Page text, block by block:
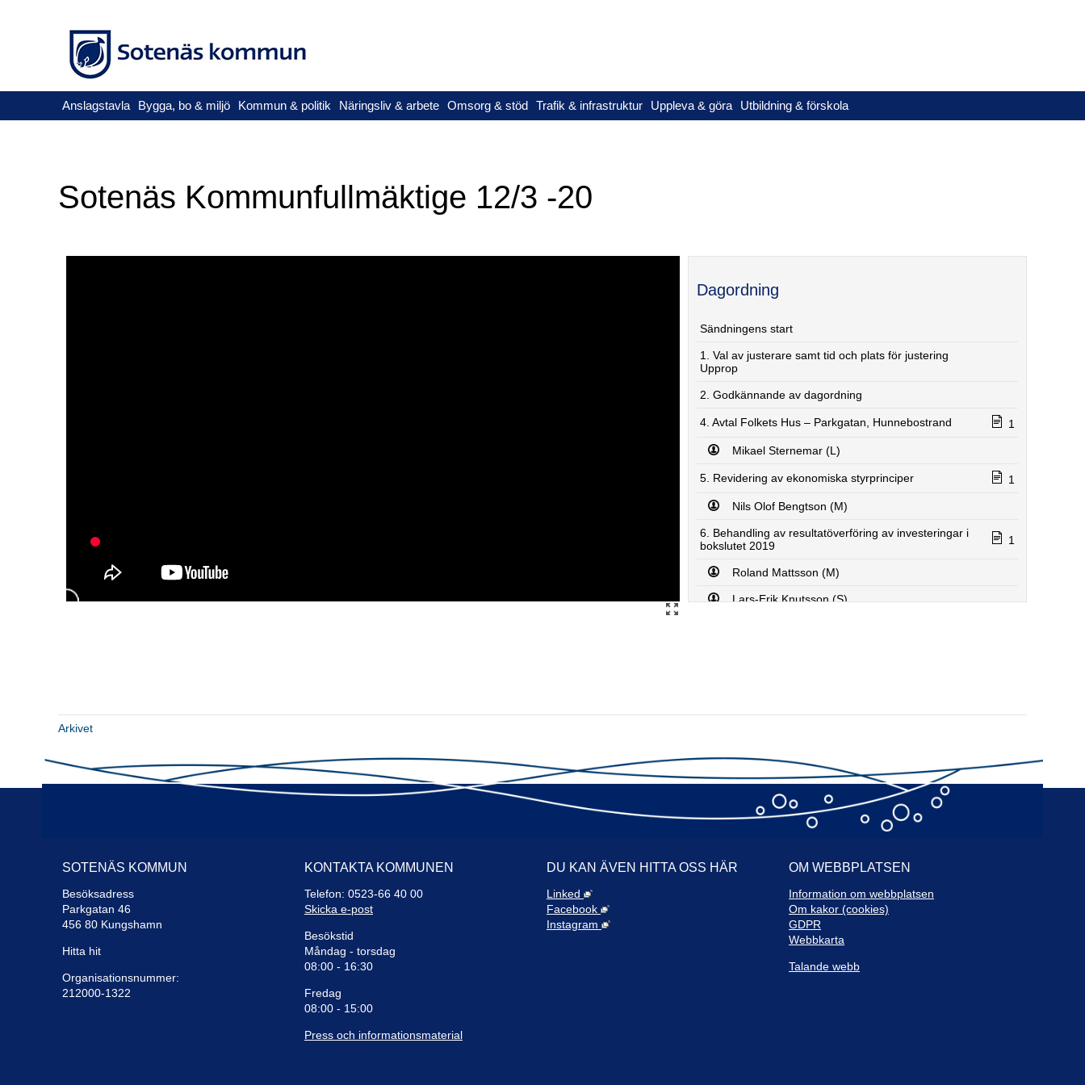
Anslagstavla Bygga, bo & miljö Kommun & politik Näringsliv & arbete Omsorg & stöd Trafik & infrastruktur Uppleva & göra Utbildning & förskola
Sotenäs Kommunfullmäktige 12/3 -20
Dagordning
Sändningens start
1. Val av justerare samt tid och plats för justering
Upprop
2. Godkännande av dagordning
4. Avtal Folkets Hus – Parkgatan, Hunnebostrand 1
Mikael Sternemar (L)
5. Revidering av ekonomiska styrprinciper 1
Nils Olof Bengtson (M)
6. Behandling av resultatöverföring av investeringar i
bokslutet 2019
1
Roland Mattsson (M)
Lars-Erik Knutsson (S)
Eva Abrahamsson (M)
9. Kommunfullmäktiges program för privata utförare
Mikael Sternemar (L)
Therese Mancini (S)
10. Taxa 2020 för markarrende exklusive
sjöbodstomt, egen brygga och vattenområde
Ronald Hagbert (M)
Arkivet
SOTENÄS KOMMUN
Besöksadress
Parkgatan 46
456 80 Kungshamn
Hitta hit
Organisationsnummer:
212000-1322
KONTAKTA KOMMUNEN
Telefon: 0523-66 40 00
Skicka e-post
Besökstid
Måndag - torsdag
08:00 - 16:30
Fredag
08:00 - 15:00
Press och informationsmaterial
DU KAN ÄVEN HITTA OSS HÄR
Linked
Facebook
Instagram
OM WEBBPLATSEN
Information om webbplatsen
Om kakor (cookies)
GDPR
Webbkarta
Talande webb